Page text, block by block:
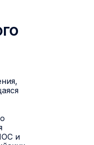
и